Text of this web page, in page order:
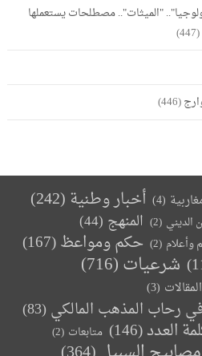
"الميثات".. مصطلحات يستعملها
(447)
(446)
(4) أخبار وطنية(242)
الديني (2) المنهج (44)
وأعلام (2) حكم ومواعظ(167)
شرعيات(716)
(3)
رحاب المذهب المالكي (83)
العدد(146) متابعات (2)